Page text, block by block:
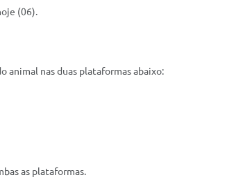
(06).
animal nas duas plataformas abaixo:
as plataformas.